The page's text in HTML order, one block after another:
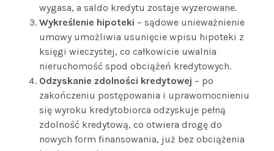
wygasa, a saldo kredytu zostaje wyzerowane.
Wykreślenie hipoteki – sądowe unieważnienie
umowy umożliwia usunięcie wpisu hipoteki z
księgi wieczystej, co całkowicie uwalnia
nieruchomość spod obciążeń kredytowych.
Odzyskanie zdolności kredytowej – po
zakończeniu postępowania i uprawomocnieniu
się wyroku kredytobiorca odzyskuje pełną
zdolność kredytową, co otwiera drogę do
nowych form finansowania, już bez obciążenia